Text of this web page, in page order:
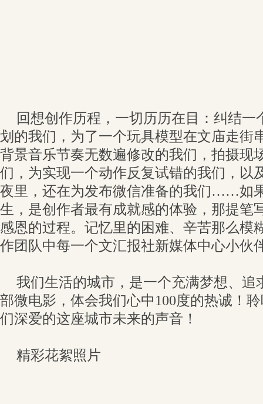
回想创作历程，一切历历在目：纠结一
划的我们，为了一个玩具模型在文庙走街
背景音乐节奏无数遍修改的我们，拍摄现
们，为实现一个动作反复试错的我们，以
夜里，还在为发布微信准备的我们……如
生，是创作者最有成就感的体验，那提笔
感恩的过程。记忆里的困难、辛苦那么模
作团队中每一个文汇报社新媒体中心小伙
我们生活的城市，是一个充满梦想、追
部微电影，体会我们心中100度的热诚！
们深爱的这座城市未来的声音！
精彩花絮照片